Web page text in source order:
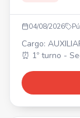
04/08/2026
Cargo: AUXILIAR DE
⏰ 1º turno -
Prêmio de
Requisitos: